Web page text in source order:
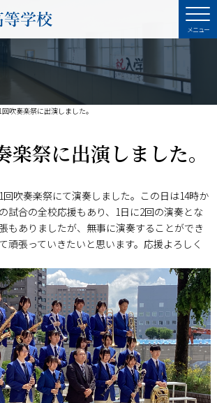
回吹奏楽祭に出演しました。
楽祭に出演しました。
吹奏楽祭にて演奏しました。この日は14時か
試合の全校応援もあり、1日に2回の演奏とな
もありましたが、無事に演奏することができ
頑張っていきたいと思います。応援よろしく